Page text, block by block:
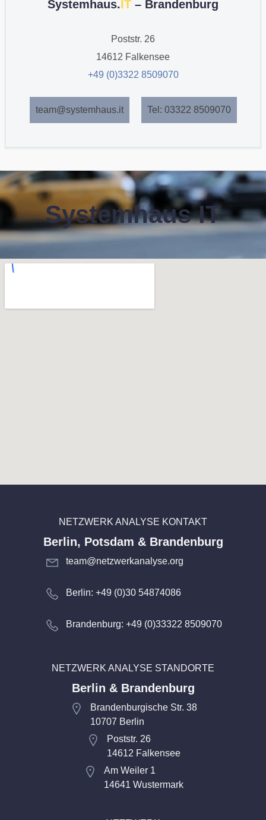
Systemhaus.IT – Brandenburg
Poststr. 26
14612 Falkensee
+49 (0)3322 8509070
team@systemhaus.it Tel: 03322 8509070
Systemhaus IT
NETZWERK ANALYSE KONTAKT
Berlin, Potsdam & Brandenburg
team@netzwerkanalyse.org
Berlin: +49 (0)30 54874086
Brandenburg: +49 (0)33322 8509070
NETZWERK ANALYSE STANDORTE
Berlin & Brandenburg
Brandenburgische Str. 38
10707 Berlin
Poststr. 26
14612 Falkensee
Am Weiler 1
14641 Wustermark